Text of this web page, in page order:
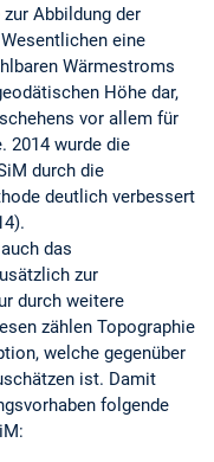
Abbildung der
eine
Wärmestroms
Höhe dar,
vor allem für
2014 wurde die
durch die
deutlich verbessert
das
zur
durch weitere
zählen Topographie
welche gegenüber
ist. Damit
folgende